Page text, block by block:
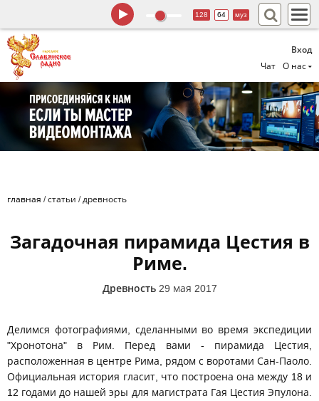
Вход
Чат
О нас
128 64 муз
главная /статьи / древность
Загадочная пирамида Цестия в
Риме.
Древность 29 мая 2017
Делимся фотографиями, сделанными во время экспедиции
"Хронотона" в Рим. Перед вами - пирамида Цестия,
расположенная в центре Рима, рядом с воротами Сан-Паоло.
Официальная история гласит, что построена она между 18 и
12 годами до нашей эры для магистрата Гая Цестия Эпулона.